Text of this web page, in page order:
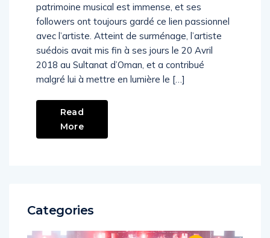
Avicii ne laisse personne indifférent. Son
patrimoine musical est immense, et ses
followers ont toujours gardé ce lien passionnel
avec l’artiste. Atteint de surménage, l’artiste
suédois avait mis fin à ses jours le 20 Avril
2018 au Sultanat d’Oman, et a contribué
Read
More